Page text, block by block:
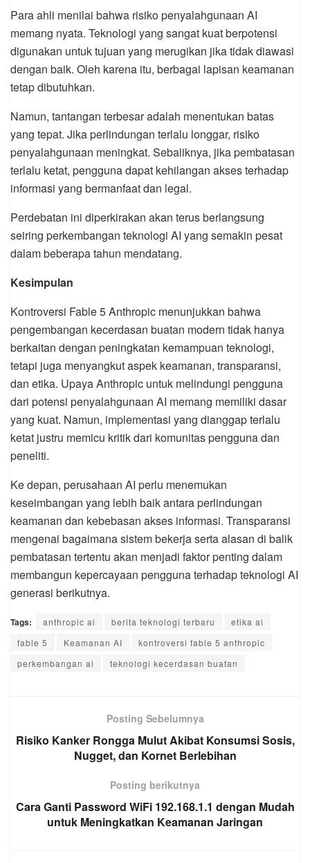
Para ahli menilai bahwa risiko penyalahgunaan AI
memang nyata. Teknologi yang sangat kuat berpotensi
digunakan untuk tujuan yang merugikan jika tidak diawasi
dengan baik. Oleh karena itu, berbagai lapisan keamanan
tetap dibutuhkan.
Namun, tantangan terbesar adalah menentukan batas
yang tepat. Jika perlindungan terlalu longgar, risiko
penyalahgunaan meningkat. Sebaliknya, jika pembatasan
terlalu ketat, pengguna dapat kehilangan akses terhadap
informasi yang bermanfaat dan legal.
Perdebatan ini diperkirakan akan terus berlangsung
seiring perkembangan teknologi AI yang semakin pesat
dalam beberapa tahun mendatang.
Kesimpulan
Kontroversi Fable 5 Anthropic menunjukkan bahwa
pengembangan kecerdasan buatan modern tidak hanya
berkaitan dengan peningkatan kemampuan teknologi,
tetapi juga menyangkut aspek keamanan, transparansi,
dan etika. Upaya Anthropic untuk melindungi pengguna
dari potensi penyalahgunaan AI memang memiliki dasar
yang kuat. Namun, implementasi yang dianggap terlalu
ketat justru memicu kritik dari komunitas pengguna dan
peneliti.
Ke depan, perusahaan AI perlu menemukan
keseimbangan yang lebih baik antara perlindungan
keamanan dan kebebasan akses informasi. Transparansi
mengenai bagaimana sistem bekerja serta alasan di balik
pembatasan tertentu akan menjadi faktor penting dalam
membangun kepercayaan pengguna terhadap teknologi AI
generasi berikutnya.
Tags: anthropic ai berita teknologi terbaru
etika ai
fable 5
Keamanan AI
kontroversi fable 5 anthropic
perkembangan ai
teknologi kecerdasan buatan
Posting Sebelumnya
Risiko Kanker Rongga Mulut Akibat Konsumsi Sosis,
Nugget, dan Kornet Berlebihan
Posting berikutnya
Cara Ganti Password WiFi 192.168.1.1 dengan Mudah
untuk Meningkatkan Keamanan Jaringan